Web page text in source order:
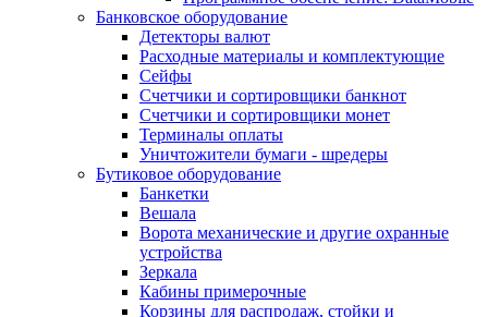
Банковское оборудование
Детекторы валют
Расходные материалы и комплектующие
Сейфы
Счетчики и сортировщики банкнот
Счетчики и сортировщики монет
Терминалы оплаты
Уничтожители бумаги - шредеры
Бутиковое оборудование
Банкетки
Вешала
Ворота механические и другие охранные
устройства
Зеркала
Кабины примерочные
Корзины для распродаж, стойки и